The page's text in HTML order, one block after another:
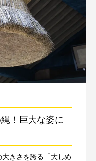
！巨大な姿に
きさを誇る「大しめ